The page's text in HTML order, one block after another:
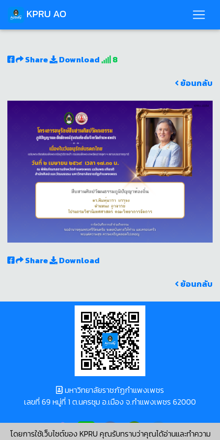
KPRU AO
Share Download
8
ย้อนกลับ
Share
Download
ย้อนกลับ
โดยการใช้เว็บไซต์ของ KPRU คุณรับทราบว่าคุณได้อ่านและทำความ
มหาวิทยาลัยราชภัฏกำแพงเพชร
เลขที่ 69 หมู่ที่ 1 ต.นครชุม อ.เมือง จ.กำแพงเพชร 62000